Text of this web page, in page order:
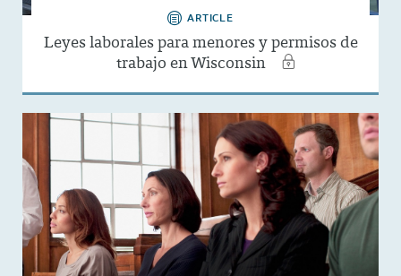
ARTICLE
Leyes laborales para menores y permisos de
trabajo en Wisconsin